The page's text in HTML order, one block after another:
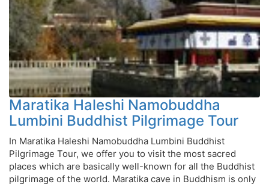
Maratika Haleshi Namobuddha
Lumbini Buddhist Pilgrimage Tour
In Maratika Haleshi Namobuddha Lumbini Buddhist
Pilgrimage Tour, we offer you to visit the most sacred
places which are basically well-known for all the Buddhist
pilgrimage of the world. Maratika cave in Buddhism is only